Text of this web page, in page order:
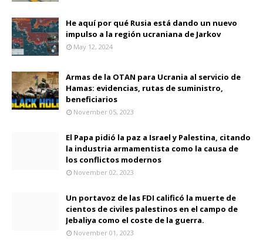
He aquí por qué Rusia está dando un nuevo
impulso a la región ucraniana de Jarkov
May 12, 2024
Armas de la OTAN para Ucrania al servicio de
Hamas: evidencias, rutas de suministro,
beneficiarios
November 05, 2023
El Papa pidió la paz a Israel y Palestina, citando
la industria armamentista como la causa de
los conflictos modernos
November 02, 2023
Un portavoz de las FDI calificó la muerte de
cientos de civiles palestinos en el campo de
Jebaliya como el coste de la guerra.
November 01, 2023